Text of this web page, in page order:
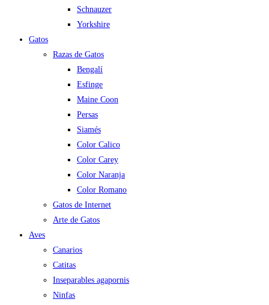
Schnauzer
Yorkshire
Gatos
Razas de Gatos
Bengalí
Esfinge
Maine Coon
Persas
Siamés
Color Calico
Color Carey
Color Naranja
Color Romano
Gatos de Internet
Arte de Gatos
Aves
Canarios
Catitas
Inseparables agapornis
Ninfas